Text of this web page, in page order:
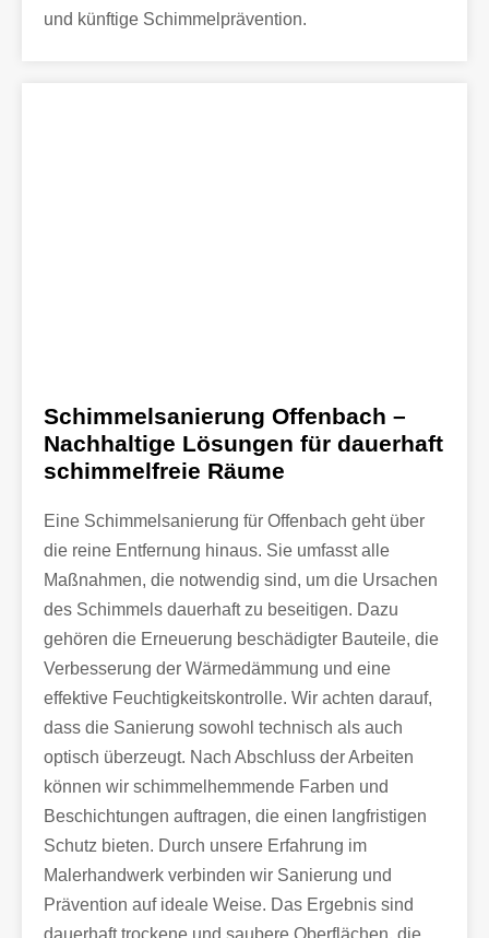
und künftige Schimmelprävention.
Schimmelsanierung Offenbach –
Nachhaltige Lösungen für dauerhaft
schimmelfreie Räume
Eine Schimmelsanierung für Offenbach geht über
die reine Entfernung hinaus. Sie umfasst alle
Maßnahmen, die notwendig sind, um die Ursachen
des Schimmels dauerhaft zu beseitigen. Dazu
gehören die Erneuerung beschädigter Bauteile, die
Verbesserung der Wärmedämmung und eine
effektive Feuchtigkeitskontrolle. Wir achten darauf,
dass die Sanierung sowohl technisch als auch
optisch überzeugt. Nach Abschluss der Arbeiten
können wir schimmelhemmende Farben und
Beschichtungen auftragen, die einen langfristigen
Schutz bieten. Durch unsere Erfahrung im
Malerhandwerk verbinden wir Sanierung und
Prävention auf ideale Weise. Das Ergebnis sind
dauerhaft trockene und saubere Oberflächen, die